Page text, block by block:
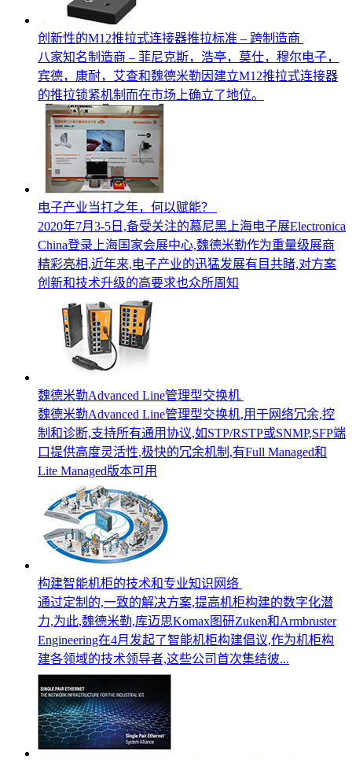
创新性的M12推拉式连接器推拉标准 – 跨制造商
八家知名制造商 – 菲尼克斯，浩亭，莫仕，穆尔电子，
宾德，康耐，艾查和魏德米勒因建立M12推拉式连接器
的推拉锁紧机制而在市场上确立了地位。
电子产业当打之年，何以赋能？
2020年7月3-5日,备受关注的慕尼黑上海电子展Electronica
China登录上海国家会展中心,魏德米勒作为重量级展商
精彩亮相,近年来,电子产业的迅猛发展有目共睹,对方案
创新和技术升级的高要求也众所周知
魏德米勒Advanced Line管理型交换机
魏德米勒Advanced Line管理型交换机,用于网络冗余,控
制和诊断,支持所有通用协议,如STP/RSTP或SNMP,SFP端
口提供高度灵活性,极快的冗余机制,有Full Managed和
Lite Managed版本可用
构建智能机柜的技术和专业知识网络
通过定制的,一致的解决方案,提高机柜构建的数字化潜
力,为此,魏德米勒,库迈思Komax图研Zuken和Armbruster
Engineering在4月发起了智能机柜构建倡议,作为机柜构
建各领域的技术领导者,这些公司首次集结彼...